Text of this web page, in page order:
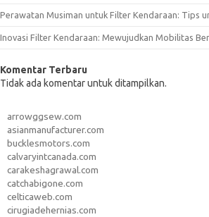
Perawatan Musiman untuk Filter Kendaraan: Tips
Inovasi Filter Kendaraan: Mewujudkan Mobilitas
Komentar Terbaru
Tidak ada komentar untuk ditampilkan.
arrowggsew.com
asianmanufacturer.com
bucklesmotors.com
calvaryintcanada.com
carakeshagrawal.com
catchabigone.com
celticaweb.com
cirugiadehernias.com